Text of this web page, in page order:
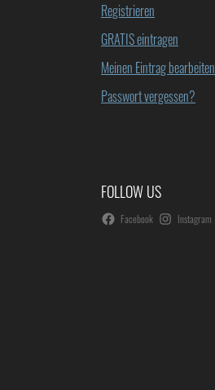
Registrieren
GRATIS eintragen
Meinen Eintrag bearbeiten
Passwort vergessen?
FOLLOW US
Facebook Instagram